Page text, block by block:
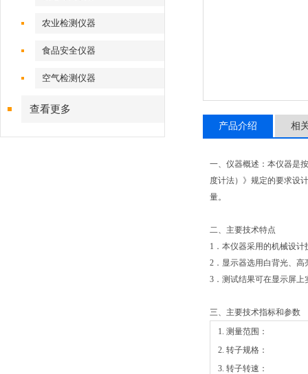
农业检测仪器
食品安全仪器
空气检测仪器
查看更多
产品介绍 相
一、仪器概述：本仪器是
度计法）》规定的要求设
量。
二、主要技术特点
1．本仪器采用的机械设
2．显示器选用白背光、
3．测试结果可在显示屏
三、主要技术指标和参数
1. 测量范围：
2. 转子规格：
3. 转子转速：